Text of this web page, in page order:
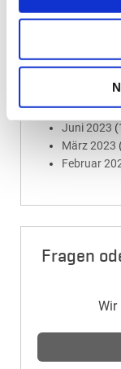
Februar
August
Juli 2023
Juni 2023
März 2023
Februar
Fragen
Wir